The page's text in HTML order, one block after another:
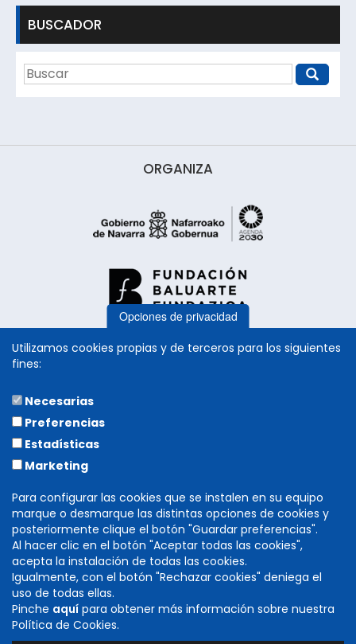
BUSCADOR
ORGANIZA
DIRECCIÓN GENERAL DE CULTURA
INSTITUCIÓN PRÍNCIPE DE VIANA
C/ Navarrería, 39. 31001 Pamplona (Navarra)
T. 848 424 600 -
Opciones de privacidad
Utilizamos cookies propias y de terceros para los siguientes
fines:
Necesarias
Preferencias
Estadísticas
Marketing
Para configurar las cookies que se instalen en su equipo
marque o desmarque las distintas opciones de cookies y
posteriormente clique el botón "Guardar preferencias".
Al hacer clic en el botón "Aceptar todas las cookies",
acepta la instalación de todas las cookies.
Igualmente, con el botón "Rechazar cookies" deniega el
uso de todas ellas.
Pinche aquí para obtener más información sobre nuestra
Política de Cookies.